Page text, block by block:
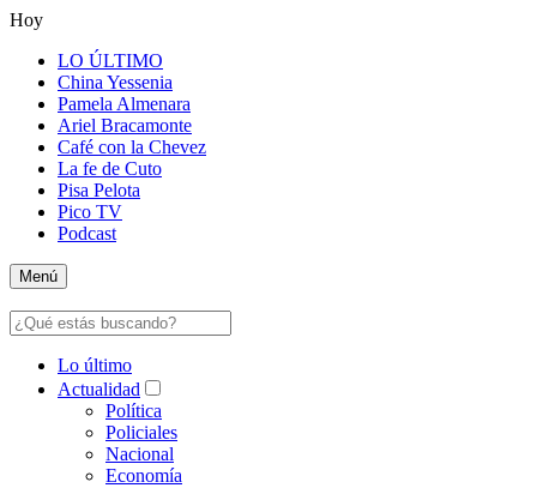
Hoy
LO ÚLTIMO
China Yessenia
Pamela Almenara
Ariel Bracamonte
Café con la Chevez
La fe de Cuto
Pisa Pelota
Pico TV
Podcast
Menú
Lo último
Actualidad
Política
Policiales
Nacional
Economía